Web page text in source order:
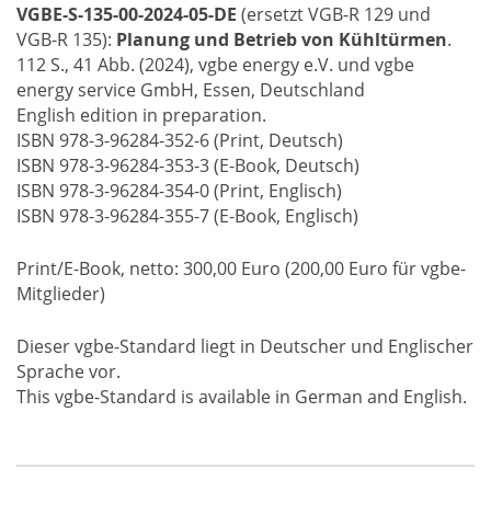
VGBE-S-135-00-2024-05-DE (ersetzt VGB-R 129 und
VGB-R 135): Planung und Betrieb von Kühltürmen.
112 S., 41 Abb. (2024), vgbe energy e.V. und vgbe
energy service GmbH, Essen, Deutschland
English edition in preparation.
ISBN 978-3-96284-352-6 (Print, Deutsch)
ISBN 978-3-96284-353-3 (E-Book, Deutsch)
ISBN 978-3-96284-354-0 (Print, Englisch)
ISBN 978-3-96284-355-7 (E-Book, Englisch)
Print/E-Book, netto: 300,00 Euro (200,00 Euro für vgbe-
Mitglieder)
Dieser vgbe-Standard liegt in Deutscher und Englischer
Sprache vor.
This vgbe-Standard is available in German and English.